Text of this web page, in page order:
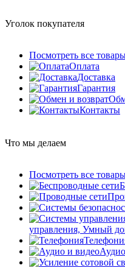
Уголок покупателя
Посмотреть все
Оплата
Доставка
Гарантия
Контакты
Что мы делаем
Посмотреть все
управления, Умный